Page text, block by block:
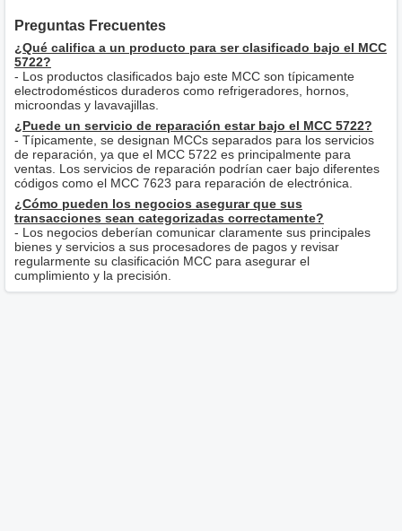
Preguntas Frecuentes
¿Qué califica a un producto para ser clasificado bajo el MCC
5722?
- Los productos clasificados bajo este MCC son típicamente
electrodomésticos duraderos como refrigeradores, hornos,
microondas y lavavajillas.
¿Puede un servicio de reparación estar bajo el MCC 5722?
- Típicamente, se designan MCCs separados para los servicios
de reparación, ya que el MCC 5722 es principalmente para
ventas. Los servicios de reparación podrían caer bajo diferentes
códigos como el MCC 7623 para reparación de electrónica.
¿Cómo pueden los negocios asegurar que sus
transacciones sean categorizadas correctamente?
- Los negocios deberían comunicar claramente sus principales
bienes y servicios a sus procesadores de pagos y revisar
regularmente su clasificación MCC para asegurar el
cumplimiento y la precisión.